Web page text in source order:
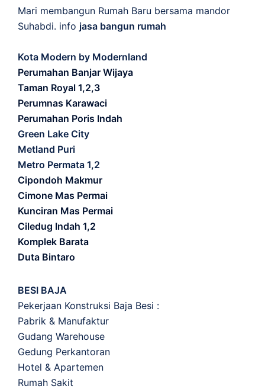
Mari membangun Rumah Baru bersama mandor
Suhabdi. info jasa bangun rumah
Kota Modern by Modernland
Perumahan Banjar Wijaya
Taman Royal 1,2,3
Perumnas Karawaci
Perumahan Poris Indah
Green Lake City
Metland Puri
Metro Permata 1,2
Cipondoh Makmur
Cimone Mas Permai
Kunciran Mas Permai
Ciledug Indah 1,2
Komplek Barata
Duta Bintaro
BESI BAJA
Pekerjaan Konstruksi Baja Besi :
Pabrik & Manufaktur
Gudang Warehouse
Gedung Perkantoran
Hotel & Apartemen
Rumah Sakit